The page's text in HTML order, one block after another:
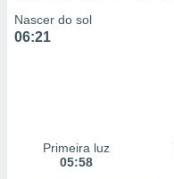
Nascer do sol
06:21
Primeira luz
05:58